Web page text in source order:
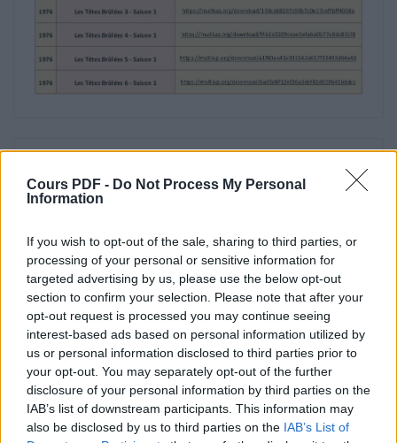
Cours PDF - Do Not Process My Personal
Information
If you wish to opt-out of the sale, sharing to third parties, or
processing of your personal or sensitive information for
targeted advertising by us, please use the below opt-out
section to confirm your selection. Please note that after your
opt-out request is processed you may continue seeing
interest-based ads based on personal information utilized by
us or personal information disclosed to third parties prior to
your opt-out. You may separately opt-out of the further
disclosure of your personal information by third parties on the
IAB’s list of downstream participants. This information may
also be disclosed by us to third parties on the IAB’s List of
2008
Hitler est kaput !
Jeu dangereux
https://multiup.org/download/
1973
Mais où est donc passée La 7ème compagnie ?
https://multiup.org/download/
1975
On a retrouvé la 7ème compagnie